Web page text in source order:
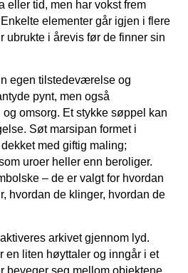
eller tid, men har vokst frem
elementer går igjen i flere
ubrukte i årevis før de finner sin
egen tilstedeværelse og
pynt, men også
omsorg. Et stykke søppel kan
Søt marsipan formet i
med giftig maling;
uroer heller enn beroliger.
– de er valgt for hvordan
hvordan de klinger, hvordan de
arkivet gjennom lyd.
en liten høyttaler og inngår i et
beveger seg mellom objektene